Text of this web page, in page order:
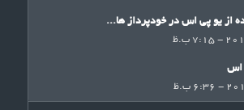
از یو پی اس در خودپرداز ها...
اس